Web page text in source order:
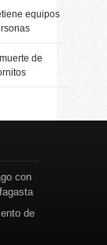
equipos
de
con
de